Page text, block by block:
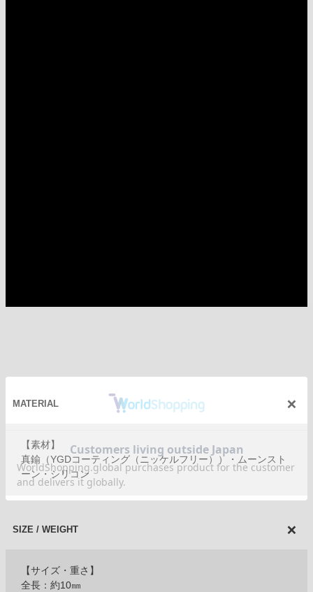
MATERIAL
【素材】
真鍮（YGDコーティング（ニッケルフリー））・ムーンスト
ーン・シリコン
SIZE / WEIGHT
【サイズ・重さ】
全長：約10㎜